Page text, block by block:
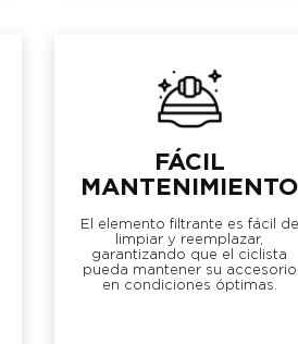
FÁCIL
MANTENIMIENTO
El elemento filtrante es fácil de
limpiar y reemplazar,
garantizando que el ciclista
pueda mantener su accesorio
en condiciones óptimas.